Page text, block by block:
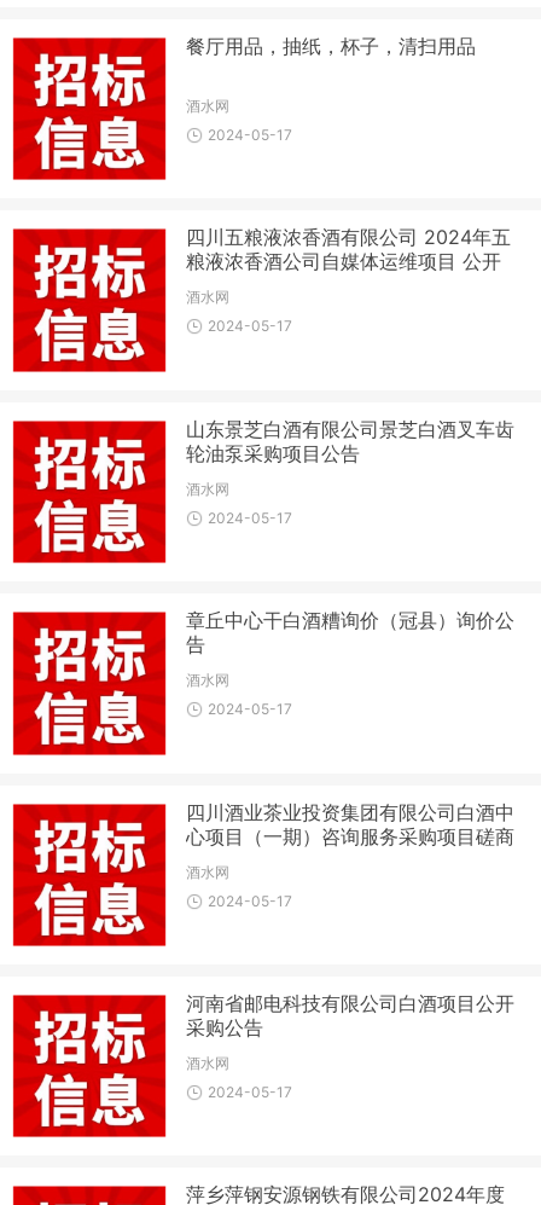
餐厅用品，抽纸，杯子，清扫用品
酒水网
2024-05-17
四川五粮液浓香酒有限公司 2024年五
粮液浓香酒公司自媒体运维项目 公开
竞争性磋商公告
酒水网
2024-05-17
山东景芝白酒有限公司景芝白酒叉车齿
轮油泵采购项目公告
酒水网
2024-05-17
章丘中心干白酒糟询价（冠县）询价公
告
酒水网
2024-05-17
四川酒业茶业投资集团有限公司白酒中
心项目（一期）咨询服务采购项目磋商
邀请公告
酒水网
2024-05-17
河南省邮电科技有限公司白酒项目公开
采购公告
酒水网
2024-05-17
萍乡萍钢安源钢铁有限公司2024年度